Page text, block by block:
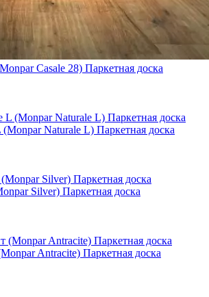
Casale 28) Паркетная доска
Naturale L) Паркетная доска
Silver) Паркетная доска
Antracite) Паркетная доска